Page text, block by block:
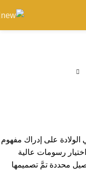
الولادة على إدراك مفهوم
رسومات عالية
محددة تمَّ تصميمها